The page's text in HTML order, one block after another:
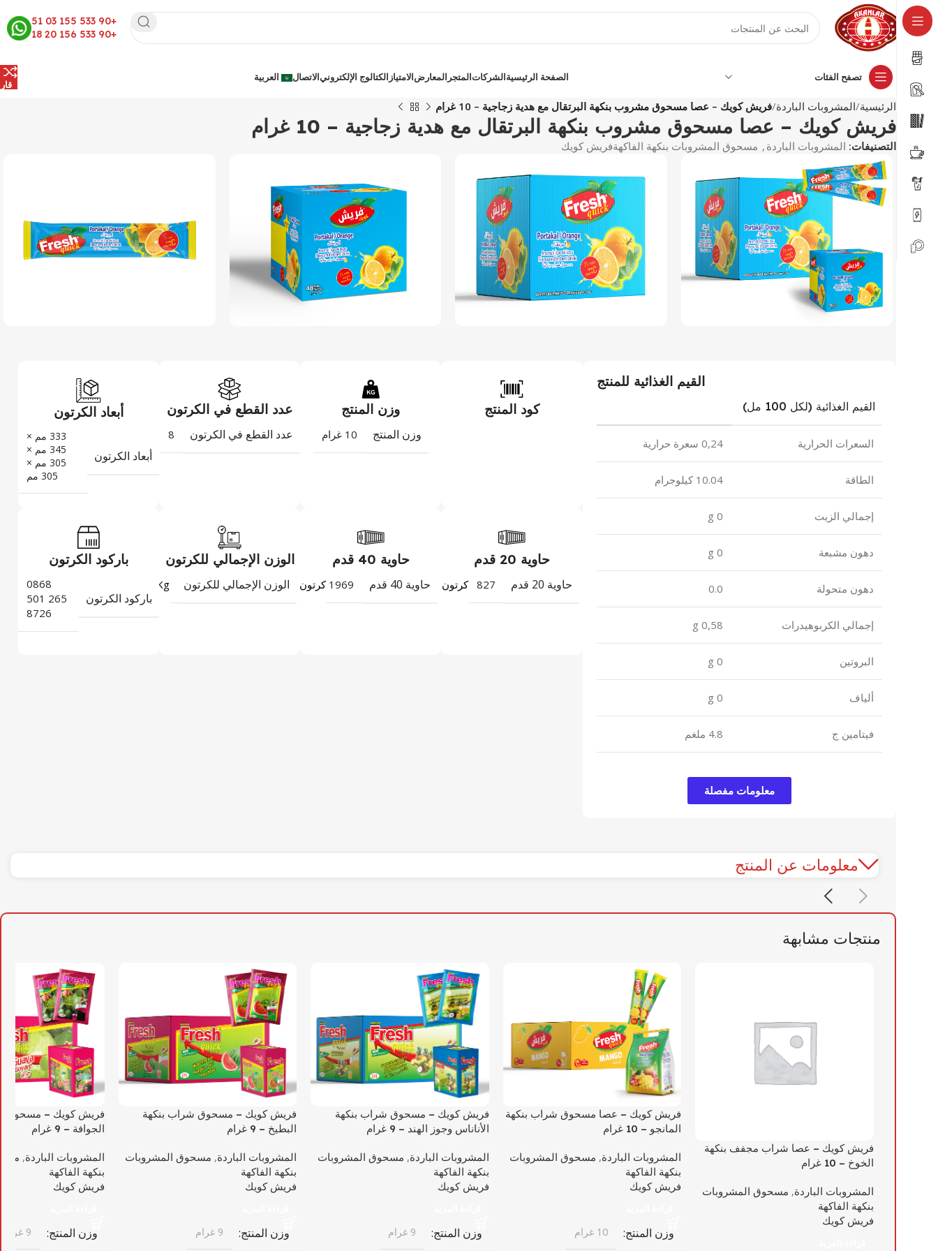
+90 533 155 03 51
+90 533 156 20 18
تصفح الفئات الصفحة الرئيسيةالشركاتالمتجر المعارضالامتياز الكتالوج الإلكترونيالاتصال العربية
الرئيسية المشروبات الباردة فريش كويك – عصا مسحوق مشروب بنكهة البرتقال مع هدية زجاجية – 10 غرام
فريش كويك – عصا مسحوق مشروب بنكهة البرتقال مع هدية زجاجية – 10 غرام
التصنيفات: المشروبات الباردة , مسحوق المشروبات بنكهة الفاكهةفريش كويك
القيم الغذائية للمنتج
القيم الغذائية (لكل 100 مل)
السعرات الحرارية 0,24 سعرة حرارية
الطاقة 10.04 كيلوجرام
إجمالي الزيت 0 g
دهون مشبعة 0 g
دهون متحولة 0.0
إجمالي الكربوهيدرات 0,58 g
البروتين 0 g
ألياف 0 g
فيتامين ج 4.8 ملغم
معلومات مفصلة
كود المنتج وزن المنتج
وزن المنتج 10 غرام
عدد القطع في الكرتون
عدد القطع في الكرتون 8
أبعاد الكرتون
أبعاد الكرتون
333 مم ×
345 مم ×
305 مم ×
305 مم
حاوية 20 قدم
حاوية 20 قدم 827 كرتون
حاوية 40 قدم
حاوية 40 قدم 1969 كرتون
الوزن الإجمالي للكرتون
الوزن الإجمالي للكرتون 5,497
Kg
باركود الكرتون
باركود الكرتون
0868
265 501
8726
معلومات عن المنتج
منتجات مشابهة
فريش كويك – عصا شراب مجفف بنكهة
الخوخ – 10 غرام
المشروبات الباردة, مسحوق المشروبات
بنكهة الفاكهة
فريش كويك
فريش كويك – عصا مسحوق شراب بنكهة
المانجو – 10 غرام
المشروبات الباردة, مسحوق المشروبات
بنكهة الفاكهة
فريش كويك
وزن المنتج 10 غرام
فريش كويك – مسحوق شراب بنكهة
الأناناس وجوز الهند – 9 غرام
المشروبات الباردة, مسحوق المشروبات
بنكهة الفاكهة
فريش كويك
وزن المنتج 9 غرام
فريش كويك – مسحوق شراب بنكهة
البطيخ – 9 غرام
المشروبات الباردة, مسحوق المشروبات
بنكهة الفاكهة
فريش كويك
وزن المنتج 9 غرام
فريش كويك – مسحوق
الجوافة – 9 غرام
المشروبات الباردة,
بنكهة الفاكهة
فريش كويك
وزن المنتج 9 غرام